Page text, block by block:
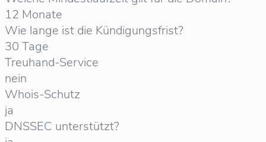
12 Monate
Wie lange ist die Kündigungsfrist?
30 Tage
Treuhand-Service
nein
Whois-Schutz
ja
DNSSEC unterstützt?